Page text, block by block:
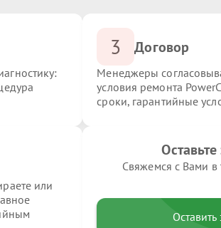
3 Договор
Менеджеры
условия ремонта
сроки, гарантийные
или
Свяжемся с Вами в
Оставить